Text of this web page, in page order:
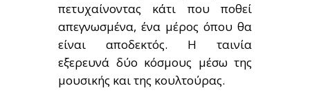
πετυχαίνοντας κάτι που ποθεί
απεγνωσμένα, ένα μέρος όπου θα
είναι αποδεκτός. Η ταινία
εξερευνά δύο κόσμους μέσω της
μουσικής και της κουλτούρας.